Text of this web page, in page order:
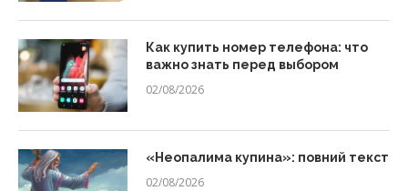
Как купить номер телефона: что
важно знать перед выбором
02/08/2026
«Неопалима купина»: повний текст
02/08/2026